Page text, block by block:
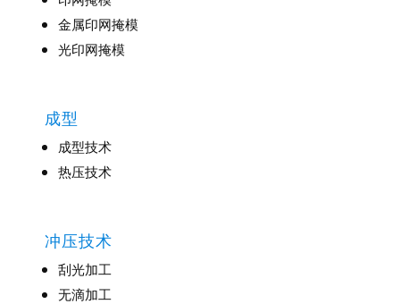
金属印网掩模
光印网掩模
成型
成型技术
热压技术
冲压技术
刮光加工
无滴加工